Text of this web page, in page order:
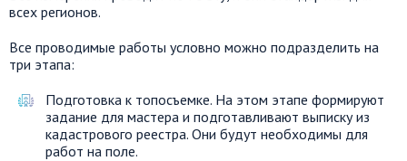
всех регионов.
Все проводимые работы условно можно подразделить на
три этапа:
Подготовка к топосъемке. На этом этапе формируют
задание для мастера и подготавливают выписку из
кадастрового реестра. Они будут необходимы для
работ на поле.